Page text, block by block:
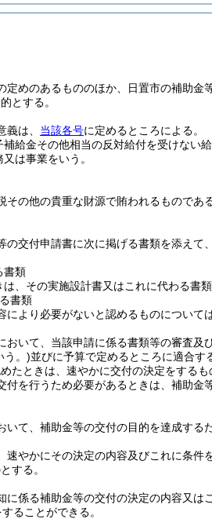
めのあるもののほか、日置市の補助金
とする。
義は、 当該各号に定めるところによる。
給金その他相当の反対給付を受けない給
は事業をいう。
の他の貴重な財源で賄われるもので
交付申請書に次に掲げる書類を添えて
書類
、その実施設計書又はこれに代わる書類
書類
より必要がないと認めるものについて
いて、当該申請に係る書類等の審査
う。)並びに予算で定めるところに適合
たときは、速やかに交付の決定をするも
付を行うため必要があるときは、補助
て、補助金等の交付の目的を達成する
やかにその決定の内容及びこれに条
する。
係る補助金等の交付の決定の内容又は
ることができる。